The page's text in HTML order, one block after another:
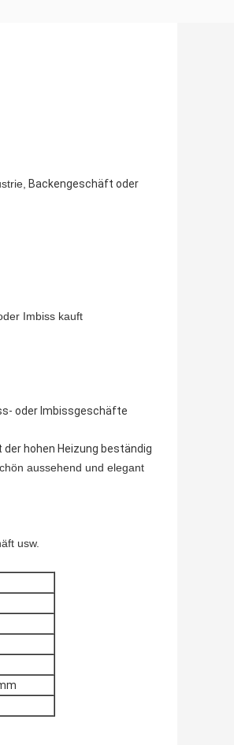
Backengeschäft oder
Imbiss kauft
oder Imbissgeschäfte
der hohen Heizung beständig
aussehend und elegant
usw.